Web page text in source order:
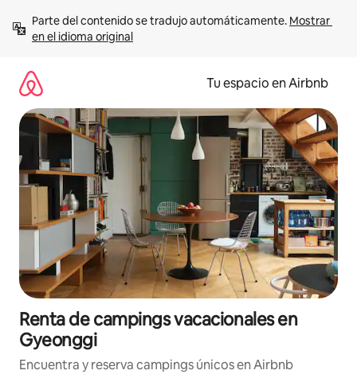
contenido
Parte del contenido se tradujo automáticamente. Mostrar
en el idioma original
Tu espacio en Airbnb
Renta de campings vacacionales en
Gyeonggi
Encuentra y reserva campings únicos en Airbnb